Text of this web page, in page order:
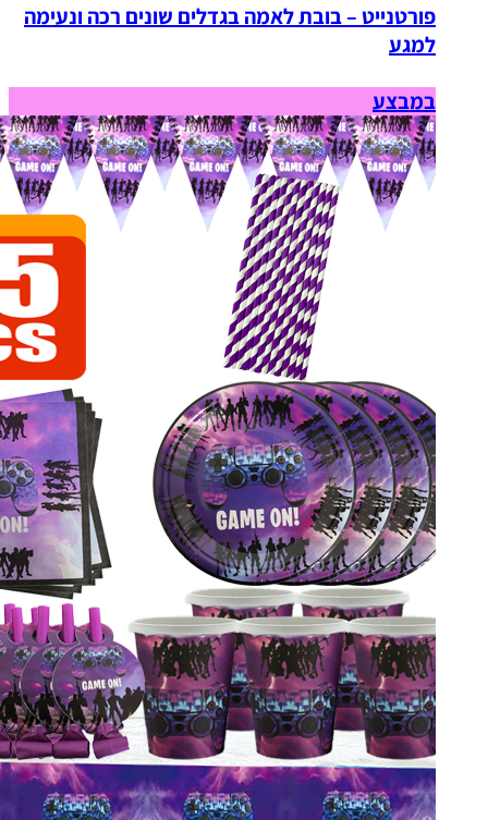
פורטנייט – בובת לאמה בגדלים שונים רכה ונעימה
למגע
במבצע